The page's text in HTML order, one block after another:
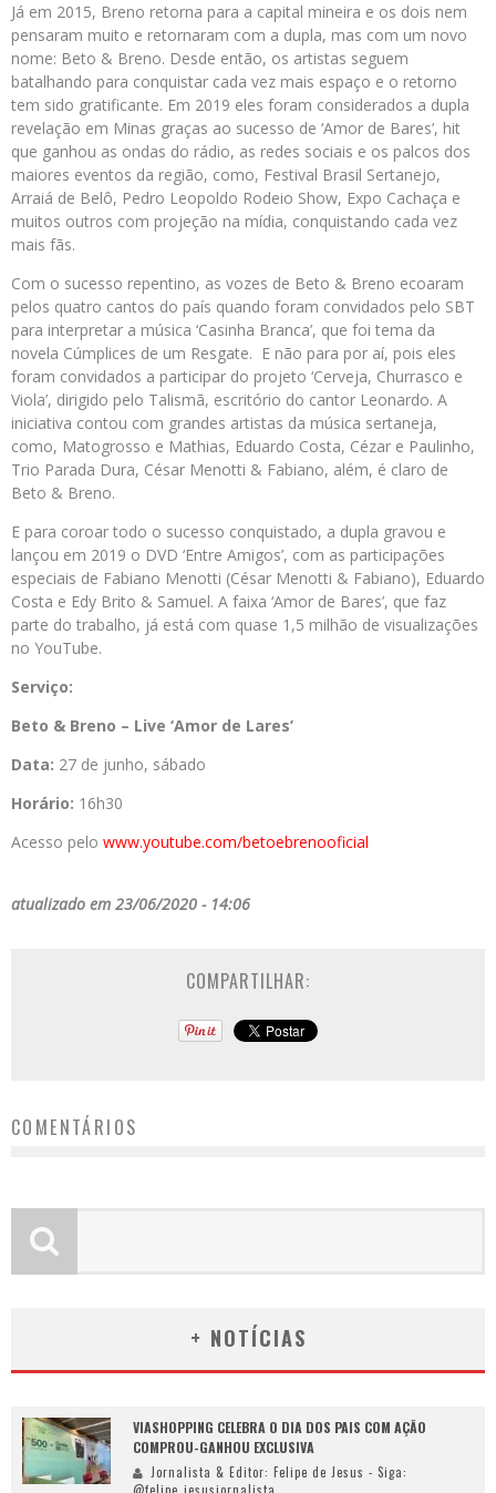
Já em 2015, Breno retorna para a capital mineira e os dois nem
pensaram muito e retornaram com a dupla, mas com um novo
nome: Beto & Breno. Desde então, os artistas seguem
batalhando para conquistar cada vez mais espaço e o retorno
tem sido gratificante. Em 2019 eles foram considerados a dupla
revelação em Minas graças ao sucesso de ‘Amor de Bares’, hit
que ganhou as ondas do rádio, as redes sociais e os palcos dos
maiores eventos da região, como, Festival Brasil Sertanejo,
Arraiá de Belô, Pedro Leopoldo Rodeio Show, Expo Cachaça e
muitos outros com projeção na mídia, conquistando cada vez
mais fãs.
Com o sucesso repentino, as vozes de Beto & Breno ecoaram
pelos quatro cantos do país quando foram convidados pelo SBT
para interpretar a música ‘Casinha Branca’, que foi tema da
novela Cúmplices de um Resgate. E não para por aí, pois eles
foram convidados a participar do projeto ‘Cerveja, Churrasco e
Viola’, dirigido pelo Talismã, escritório do cantor Leonardo. A
iniciativa contou com grandes artistas da música sertaneja,
como, Matogrosso e Mathias, Eduardo Costa, Cézar e Paulinho,
Trio Parada Dura, César Menotti & Fabiano, além, é claro de
Beto & Breno.
E para coroar todo o sucesso conquistado, a dupla gravou e
lançou em 2019 o DVD ‘Entre Amigos’, com as participações
especiais de Fabiano Menotti (César Menotti & Fabiano), Eduardo
Costa e Edy Brito & Samuel. A faixa ‘Amor de Bares’, que faz
parte do trabalho, já está com quase 1,5 milhão de visualizações
no YouTube.
Serviço:
Beto & Breno – Live ‘Amor de Lares’
Data: 27 de junho, sábado
Horário: 16h30
Acesso pelo www.youtube.com/betoebrenooficial
atualizado em 23/06/2020 - 14:06
COMPARTILHAR:
COMENTÁRIOS
+ NOTÍCIAS
VIASHOPPING CELEBRA O DIA DOS PAIS COM AÇÃO
COMPROU-GANHOU EXCLUSIVA
Jornalista & Editor: Felipe de Jesus - Siga: